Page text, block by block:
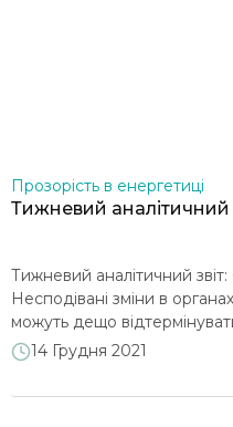
Прозорість в енергетиці
Тижневий аналітичний
Тижневий аналітичний
Несподівані зміни в
можуть дещо
наприклад сертифікацію
напруженою: доступні
14 Грудня 2021